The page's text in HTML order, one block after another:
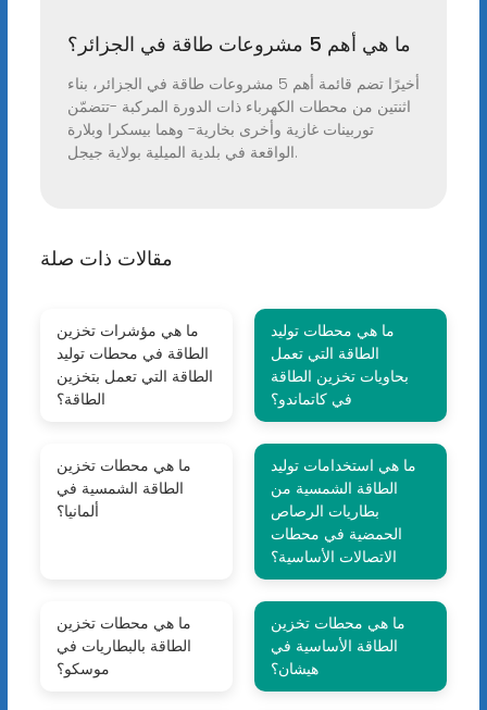
ما هي أهم 5 مشروعات طاقة في الجزائر؟
أخيرًا تضم قائمة أهم 5 مشروعات طاقة في الجزائر، بناء
اثنتين من محطات الكهرباء ذات الدورة المركبة -تتضمّن
توربينات غازية وأخرى بخارية- وهما بيسكرا وبلارة
الواقعة في بلدية الميلية بولاية جيجل.
مقالات ذات صلة
ما هي مؤشرات تخزين
الطاقة في محطات توليد
الطاقة التي تعمل بتخزين
الطاقة؟
ما هي محطات توليد
الطاقة التي تعمل
بحاويات تخزين الطاقة
في كاتماندو؟
ما هي محطات تخزين
الطاقة الشمسية في
ألمانيا؟
ما هي استخدامات توليد
الطاقة الشمسية من
بطاريات الرصاص
الحمضية في محطات
الاتصالات الأساسية؟
ما هي محطات تخزين
الطاقة بالبطاريات في
موسكو؟
ما هي محطات تخزين
الطاقة الأساسية في
هيشان؟